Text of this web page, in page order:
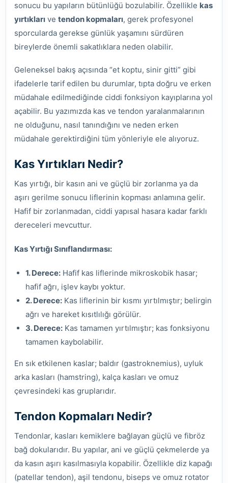
sonucu bu yapıların bütünlüğü bozulabilir. Özellikle kas
yırtıkları ve tendon kopmaları, gerek profesyonel
sporcularda gerekse günlük yaşamını sürdüren
bireylerde önemli sakatlıklara neden olabilir.
Geleneksel bakış açısında “et koptu, sinir gitti” gibi
ifadelerle tarif edilen bu durumlar, tıpta doğru ve erken
müdahale edilmediğinde ciddi fonksiyon kayıplarına yol
açabilir. Bu yazımızda kas ve tendon yaralanmalarının
ne olduğunu, nasıl tanındığını ve neden erken
müdahale gerektirdiğini tüm yönleriyle ele alıyoruz.
Kas Yırtıkları Nedir?
Kas yırtığı, bir kasın ani ve güçlü bir zorlanma ya da
aşırı gerilme sonucu liflerinin kopması anlamına gelir.
Hafif bir zorlanmadan, ciddi yapısal hasara kadar farklı
dereceleri mevcuttur.
Kas Yırtığı Sınıflandırması:
1. Derece: Hafif kas liflerinde mikroskobik hasar;
hafif ağrı, işlev kaybı yoktur.
2. Derece: Kas liflerinin bir kısmı yırtılmıştır; belirgin
ağrı ve hareket kısıtlılığı görülür.
3. Derece: Kas tamamen yırtılmıştır; kas fonksiyonu
tamamen kaybolabilir.
En sık etkilenen kaslar; baldır (gastroknemius), uyluk
arka kasları (hamstring), kalça kasları ve omuz
çevresindeki kas gruplarıdır.
Tendon Kopmaları Nedir?
Tendonlar, kasları kemiklere bağlayan güçlü ve fibröz
bağ dokularıdır. Bu yapılar, ani ve güçlü çekmelerde ya
da kasın aşırı kasılmasıyla kopabilir. Özellikle diz kapağı
(patellar tendon), aşil tendonu, biseps ve omuz rotator